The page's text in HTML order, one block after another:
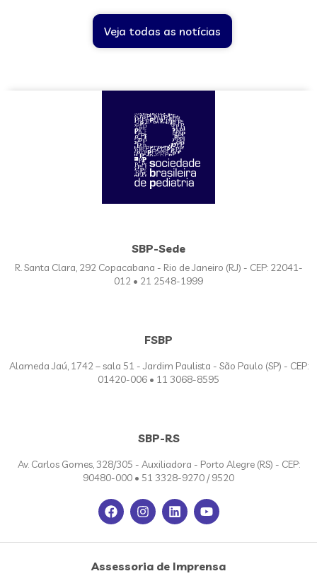
Veja todas as notícias
SBP-Sede
R. Santa Clara, 292 Copacabana - Rio de Janeiro (RJ) - CEP: 22041-
012 • 21 2548-1999
FSBP
Alameda Jaú, 1742 – sala 51 - Jardim Paulista - São Paulo (SP) - CEP:
01420-006 • 11 3068-8595
SBP-RS
Av. Carlos Gomes, 328/305 - Auxiliadora - Porto Alegre (RS) - CEP:
90480-000 • 51 3328-9270 / 9520
Assessoria de Imprensa